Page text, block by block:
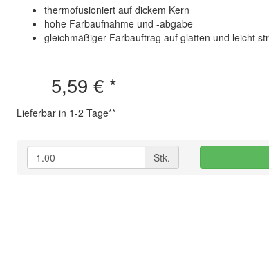
thermofusioniert auf dickem Kern
hohe Farbaufnahme und -abgabe
gleichmäßiger Farbauftrag auf glatten und leicht
5,59 € *
Lieferbar in 1-2 Tage**
Stk.